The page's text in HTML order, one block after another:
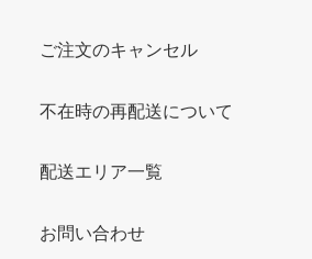
ご注文のキャンセル
不在時の再配送について
配送エリア一覧
お問い合わせ